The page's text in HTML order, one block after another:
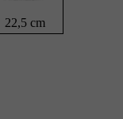
22,5 cm